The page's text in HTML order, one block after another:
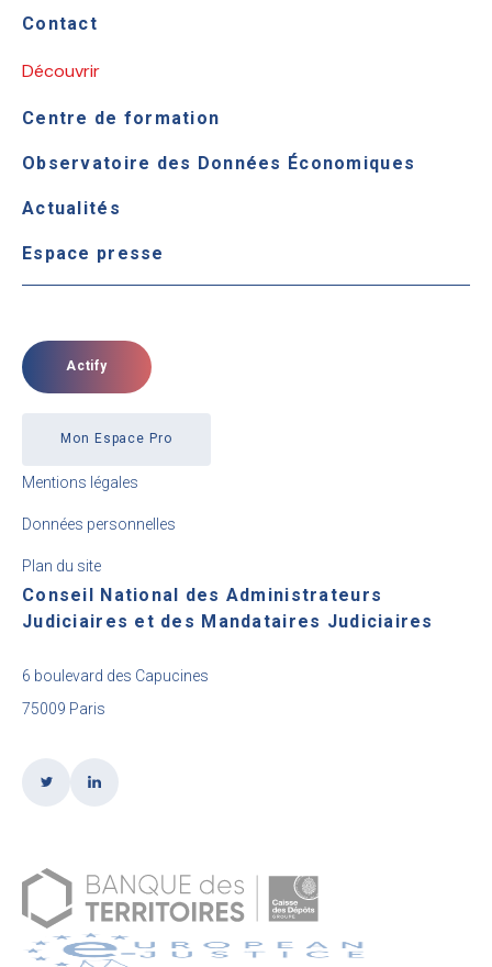
Contact
Découvrir
Centre de formation
Observatoire des Données Économiques
Actualités
Espace presse
Actify
Mon Espace Pro
Mentions légales
Données personnelles
Plan du site
Conseil National des Administrateurs
Judiciaires et des Mandataires Judiciaires
6 boulevard des Capucines
75009 Paris